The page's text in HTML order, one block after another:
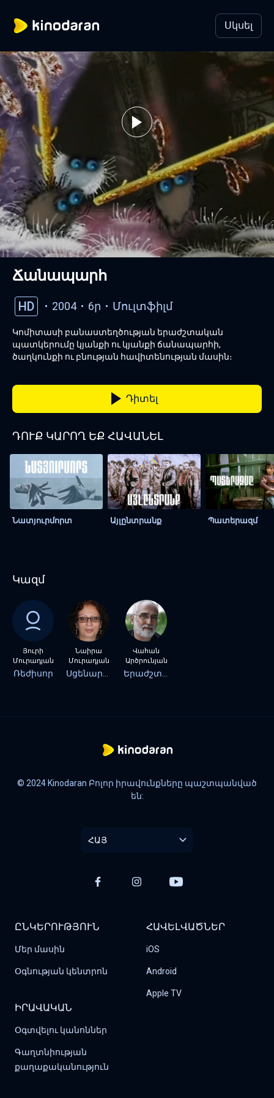
Սկսել
Ճանապարհ
HD 2004 6ր Մուլտֆիլմ
Կոմիտասի բանաստեղծության երաժշտական
պատկերումը կյանքի ու կյանքի ճանապարհի,
ծաղկունքի ու բնության հավիտենության մասին։
Դիտել
ԴՈՒՔ ԿԱՐՈՂ ԵՔ ՀԱՎԱՆԵԼ
Նատյուրմորտ Այլընտրանք Պատերազմ
Կազմ
Յուրի
Մուրադյան
Ռեժիսոր
Նաիրա
Մուրադյան
Վահան
Արծրունյան
© 2024 Kinodaran Բոլոր իրավունքները պաշտպանված
են:
ՀԱՅ
ԸՆԿԵՐՈՒԹՅՈՒՆ
Մեր մասին
Օգնության կենտրոն
ՀԱՎԵԼՎԱԾՆԵՐ
iOS
Android
Apple TV
ԻՐԱՎԱԿԱՆ
Օգտվելու կանոններ
Գաղտնիության
քաղաքականություն